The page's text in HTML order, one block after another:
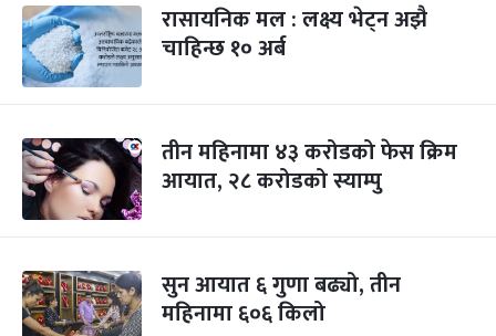
रासायनिक मल : लक्ष्य भेट्न अझै
चाहिन्छ १० अर्ब
तीन महिनामा ४३ करोडको फेस क्रिम
आयात, २८ करोडको स्याम्पु
सुन आयात ६ गुणा बढ्यो, तीन
महिनामा ६०६ किलो